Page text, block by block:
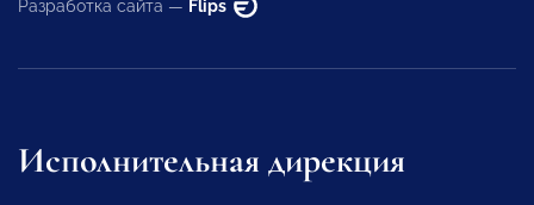
Разработка сайта — Flips
Исполнительная дирекция